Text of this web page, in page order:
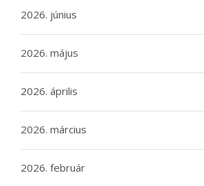
2026. június
2026. május
2026. április
2026. március
2026. február